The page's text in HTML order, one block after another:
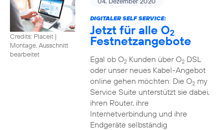
Credits: Placeit |
Montage, Ausschnitt
bearbeitet
DIGITALER SELF SERVICE:
Jetzt für alle O2
Festnetzangebote
Egal ob O2Kunden über O2DSL
oder unser neues Kabel-Angebot
online gehen möchten: Die O2my
Service Suite unterstützt sie dabei,
ihren Router, ihre
Internetverbindung und ihre
Endgeräte selbständig